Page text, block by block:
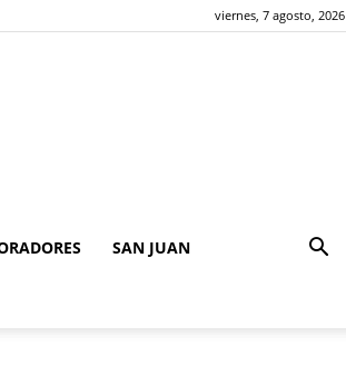
viernes, 7 agosto, 2026
SAN JUAN